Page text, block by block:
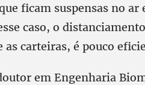
ficam suspensas no
caso, o
as carteiras, é pouco
em Engenharia